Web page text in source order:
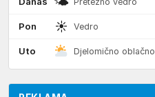
Pon ☀ Vedro
Uto Djelomično oblačno